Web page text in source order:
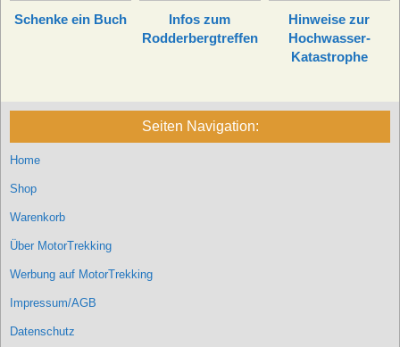
Schenke ein Buch
Infos zum
Rodderbergtreffen
Hinweise zur
Hochwasser-
Katastrophe
Seiten Navigation:
Home
Shop
Warenkorb
Über MotorTrekking
Werbung auf MotorTrekking
Impressum/AGB
Datenschutz